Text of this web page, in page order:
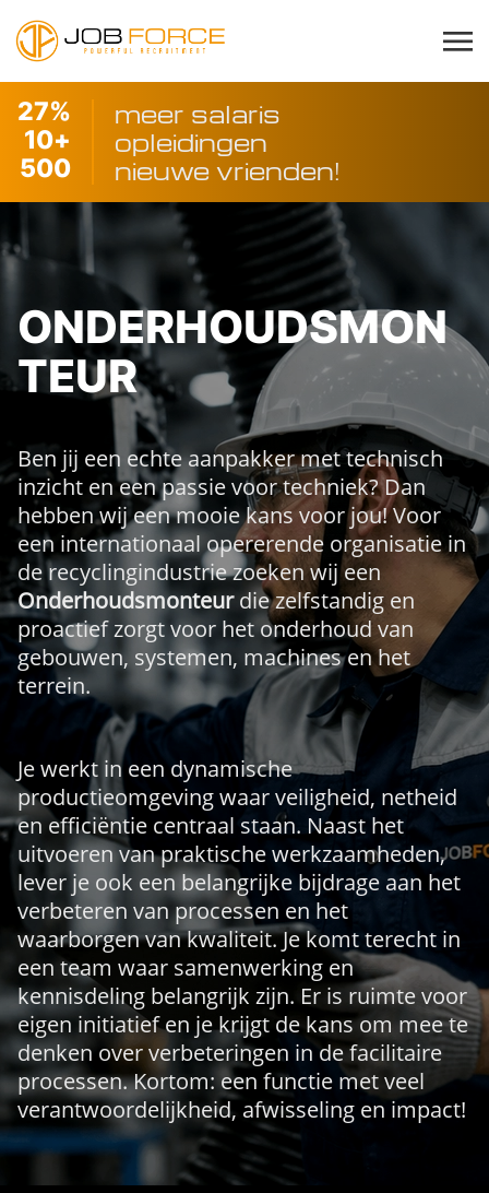
%
27
meer salaris
+
10
opleidingen
500
nieuwe vrienden!
ONDERHOUDSMON
TEUR
Ben jij een echte aanpakker met technisch
inzicht en een passie voor techniek? Dan
hebben wij een mooie kans voor jou! Voor
een internationaal opererende organisatie in
de recyclingindustrie zoeken wij een
Onderhoudsmonteurdie zelfstandig en
proactief zorgt voor het onderhoud van
gebouwen, systemen, machines en het
terrein.
Je werkt in een dynamische
productieomgeving waar veiligheid, netheid
en efficiëntie centraal staan. Naast het
uitvoeren van praktische werkzaamheden,
lever je ook een belangrijke bijdrage aan het
verbeteren van processen en het
waarborgen van kwaliteit. Je komt terecht in
een team waar samenwerking en
kennisdeling belangrijk zijn. Er is ruimte voor
eigen initiatief en je krijgt de kans om mee te
denken over verbeteringen in de facilitaire
processen. Kortom: een functie met veel
verantwoordelijkheid, afwisseling en impact!